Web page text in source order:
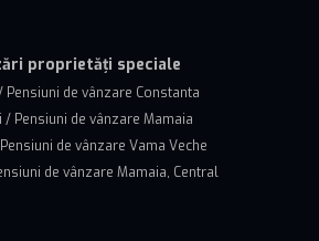
proprietăți speciale
Pensiuni de vânzare Constanta
/ Pensiuni de vânzare Mamaia
de vânzare Vama Veche
de vânzare Mamaia, Central